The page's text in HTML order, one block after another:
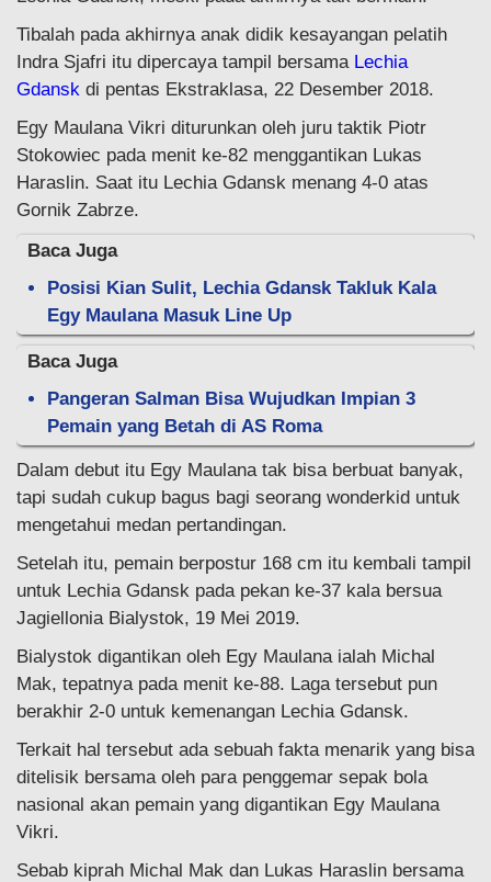
Tibalah pada akhirnya anak didik kesayangan pelatih
Indra Sjafri itu dipercaya tampil bersama Lechia
Gdansk di pentas Ekstraklasa, 22 Desember 2018.
Egy Maulana Vikri diturunkan oleh juru taktik Piotr
Stokowiec pada menit ke-82 menggantikan Lukas
Haraslin. Saat itu Lechia Gdansk menang 4-0 atas
Gornik Zabrze.
Baca Juga
Posisi Kian Sulit, Lechia Gdansk Takluk Kala
Egy Maulana Masuk Line Up
Baca Juga
Pangeran Salman Bisa Wujudkan Impian 3
Pemain yang Betah di AS Roma
Dalam debut itu Egy Maulana tak bisa berbuat banyak,
tapi sudah cukup bagus bagi seorang wonderkid untuk
mengetahui medan pertandingan.
Setelah itu, pemain berpostur 168 cm itu kembali tampil
untuk Lechia Gdansk pada pekan ke-37 kala bersua
Jagiellonia Bialystok, 19 Mei 2019.
Bialystok digantikan oleh Egy Maulana ialah Michal
Mak, tepatnya pada menit ke-88. Laga tersebut pun
berakhir 2-0 untuk kemenangan Lechia Gdansk.
Terkait hal tersebut ada sebuah fakta menarik yang bisa
ditelisik bersama oleh para penggemar sepak bola
nasional akan pemain yang digantikan Egy Maulana
Vikri.
Sebab kiprah Michal Mak dan Lukas Haraslin bersama